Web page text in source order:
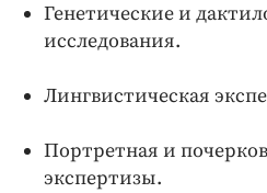
Генетические и
исследования.
Лингвистическая
Портретная и
экспертизы.